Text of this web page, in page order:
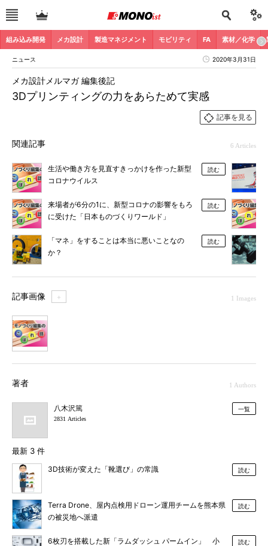
組み込み開発 メカ設計 製造マネジメント モビリティ FA 素材／化学
ニュース 2020年3月31日
3Dプリンティングの力をあらためて実感
メカ設計メルマガ 編集後記
記事を見る
関連記事 6 Articles
生活や働き方を見直すきっかけを作った新型
コロナウイルス
読む
来場者が6分の1に、新型コロナの影響をもろ
に受けた「日本ものづくりワールド」
読む
「マネ」をすることは本当に悪いことなの
か？
読む
記事画像 ＋ 1 Images
著者 1 Authors
八木沢篤
2831 Articles
一覧
最新 3 件
3D技術が変えた「靴選び」の常識 読む
Terra Drone、屋内点検用ドローン運用チームを熊本県
の被災地へ派遣
読む
6枚刃を搭載した新「ラムダッシュ パームイン」 小
読む